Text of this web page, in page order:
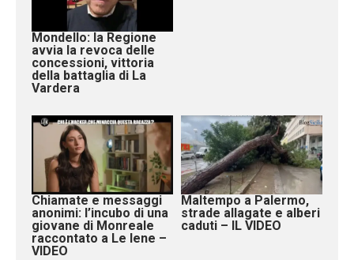
Mondello: la Regione
avvia la revoca delle
concessioni, vittoria
della battaglia di La
Vardera
Chiamate e messaggi
anonimi: l’incubo di una
giovane di Monreale
raccontato a Le Iene –
VIDEO
Maltempo a Palermo,
strade allagate e alberi
caduti – IL VIDEO